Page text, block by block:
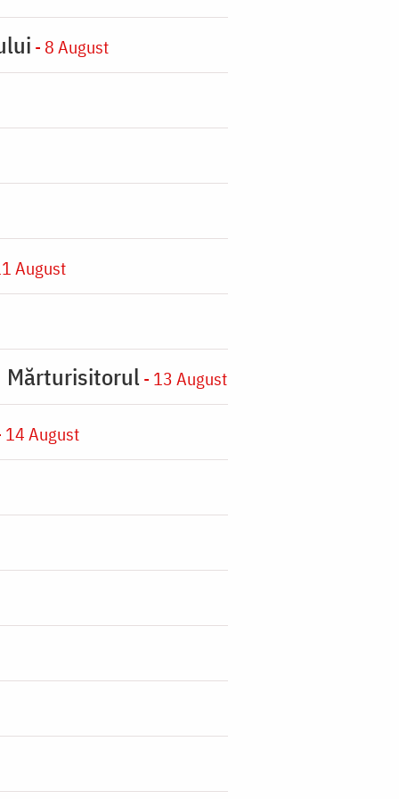
- 8 August
August
Mărturisitorul - 13 August
August